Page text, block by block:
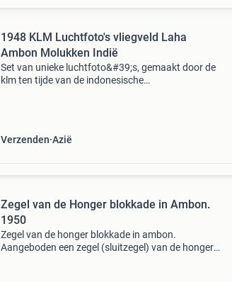
1948 KLM Luchtfoto's vliegveld Laha
Ambon Molukken Indië
Set van unieke luchtfoto&#39;s, gemaakt door de
klm ten tijde van de indonesische
Verzenden Azië
Zegel van de Honger blokkade in Ambon.
1950
Zegel van de honger blokkade in ambon.
Aangeboden een zegel (sluitzegel) van de honger